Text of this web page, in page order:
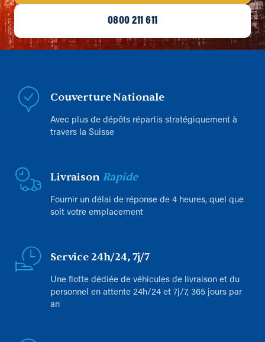
0800 211 611
Couverture Nationale
Avec plus de dépôts répartis stratégiquement à
travers la Suisse
Livraison Rapide
Fournir un délai de réponse de 4 heures, quel que
soit votre emplacement
Service 24h/24, 7j/7
Une flotte dédiée de véhicules de livraison et du
personnel en attente 24h/24 et 7j/7, 365 jours par
an